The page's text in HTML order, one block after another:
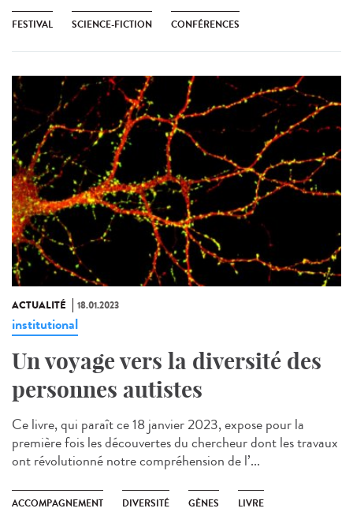
FESTIVAL SCIENCE-FICTION CONFÉRENCES
ACTUALITÉ 18.01.2023
institutional
Un voyage vers la diversité des
personnes autistes
Ce livre, qui paraît ce 18 janvier 2023, expose pour la
première fois les découvertes du chercheur dont les travaux
ont révolutionné notre compréhension de l’...
ACCOMPAGNEMENT DIVERSITÉ GÈNES LIVRE